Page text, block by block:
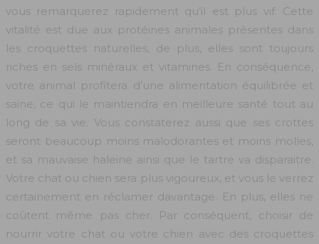
vous remarquerez rapidement qu’il est plus vif. Cette
vitalité est due aux protéines animales présentes dans
les croquettes naturelles, de plus, elles sont toujours
riches en sels minéraux et vitamines. En conséquence,
votre animal profitera d’une alimentation équilibrée et
saine, ce qui le maintiendra en meilleure santé tout au
long de sa vie. Vous constaterez aussi que ses crottes
seront beaucoup moins malodorantes et moins molles,
et sa mauvaise haleine ainsi que le tartre va disparaitre.
Votre chat ou chien sera plus vigoureux, et vous le verrez
certainement en réclamer davantage. En plus, elles ne
coûtent même pas cher. Par conséquent, choisir de
nourrir votre chat ou votre chien avec des croquettes